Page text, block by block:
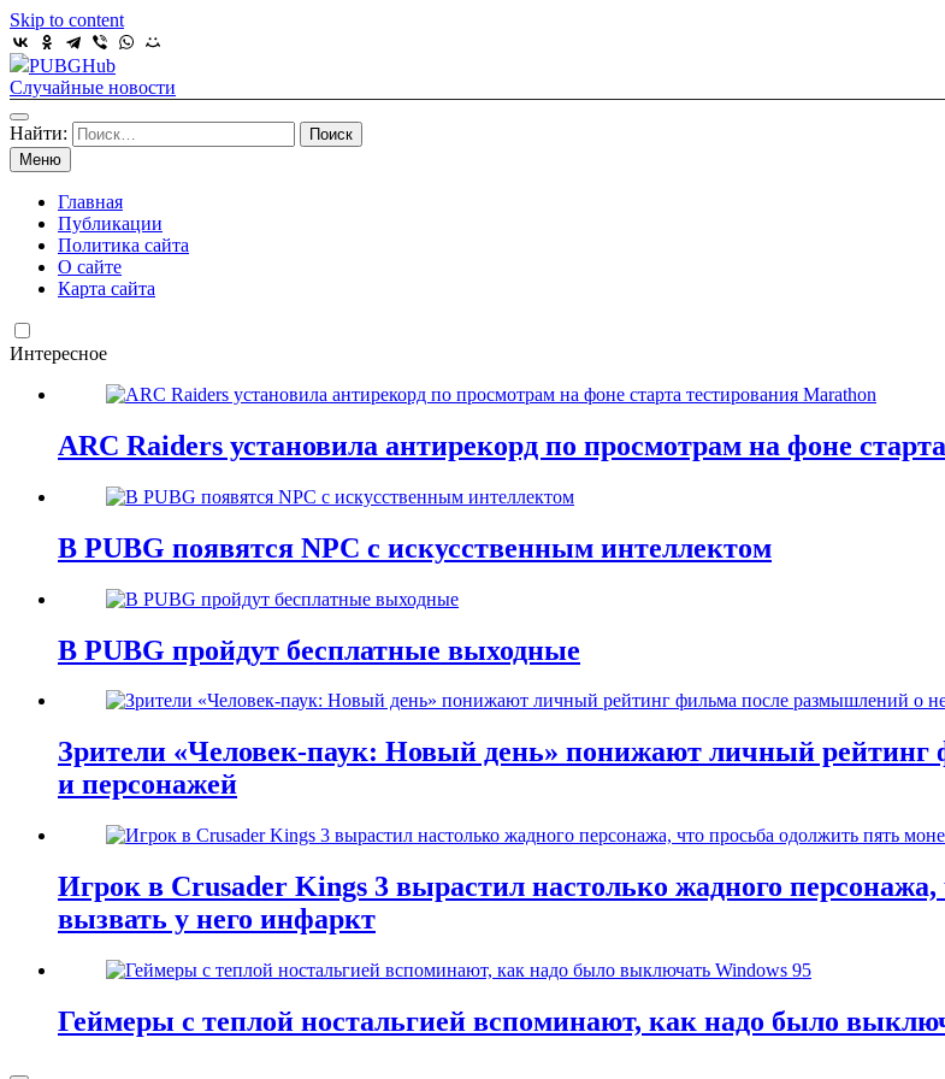
Skip to content
PUBGHub
Случайные новости
Найти:
Меню
Главная
Публикации
Политика сайта
О сайте
Карта сайта
Интересное
ARC Raiders установила антирекорд по просмотрам на фоне
В PUBG появятся NPC с искусственным интеллектом
В PUBG пройдут бесплатные выходные
Зрители «Человек-паук: Новый день» понижают личный рейтинг
и персонажей
Игрок в Crusader Kings 3 вырастил настолько жадного
вызвать у него инфаркт
Геймеры с теплой ностальгией вспоминают, как надо было